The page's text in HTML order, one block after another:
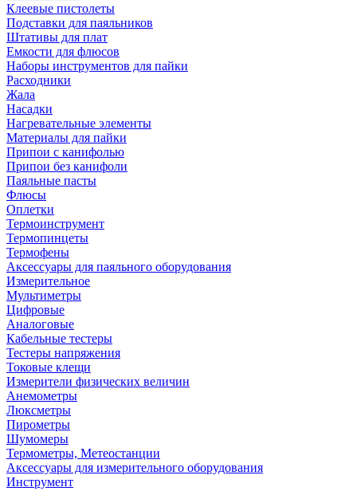
Клеевые пистолеты
Подставки для паяльников
Штативы для плат
Емкости для флюсов
Наборы инструментов для пайки
Расходники
Жала
Насадки
Нагревательные элементы
Материалы для пайки
Припои с канифолью
Припои без канифоли
Паяльные пасты
Флюсы
Оплетки
Термоинструмент
Термопинцеты
Термофены
Аксессуары для паяльного оборудования
Измерительное
Мультиметры
Цифровые
Аналоговые
Кабельные тестеры
Тестеры напряжения
Токовые клещи
Измерители физических величин
Анемометры
Люксметры
Пирометры
Шумомеры
Термометры, Метеостанции
Аксессуары для измерительного оборудования
Инструмент